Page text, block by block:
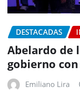
DESTACADAS
Abelardo de
gobierno
Emiliano Lira